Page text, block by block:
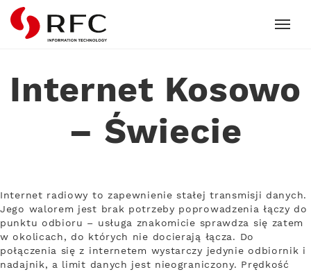
RFC
Internet Kosowo
– Świecie
Internet radiowy to zapewnienie stałej transmisji danych.
Jego walorem jest brak potrzeby poprowadzenia łączy do
punktu odbioru – usługa znakomicie sprawdza się zatem
w okolicach, do których nie docierają łącza. Do
połączenia się z internetem wystarczy jedynie odbiornik i
nadajnik, a limit danych jest nieograniczony. Prędkość